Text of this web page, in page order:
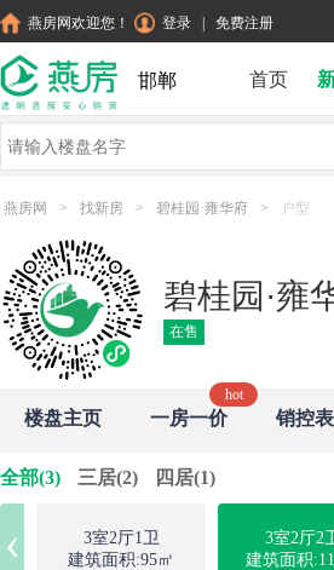
燕房网欢迎您！ 登录 免费注册
邯郸 首页
燕房网 > 找新房 > 碧桂园·雍华府 > 户型
碧桂园·雍
在售
楼盘主页 一房一价 销控表
全部(3) 三居(2) 四居(1)
3室2厅1卫
建筑面积:95㎡
3室2厅2
建筑面积